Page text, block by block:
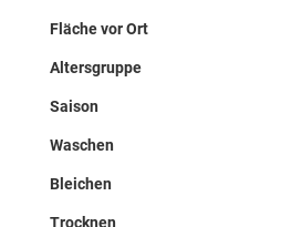
Fläche vor Ort
Altersgruppe
Saison
Waschen
Bleichen
Trocknen